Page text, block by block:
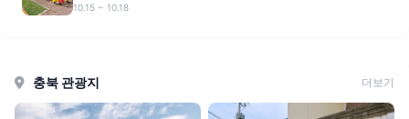
10.15 ~ 10.18
충북 관광지 더보기